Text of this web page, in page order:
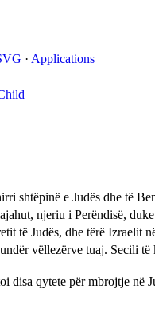
· Applications
shtëpinë e Judës dhe të
njeriu i Perëndisë,
të Judës, dhe tërë Izraelit
vëllezërve tuaj. Secili të
disa qytete për mbrojtje në